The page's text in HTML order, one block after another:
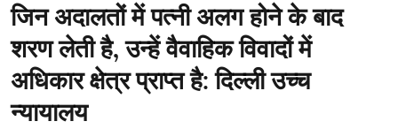
जिन अदालतों में पत्नी अलग होने के बाद
शरण लेती है, उन्हें वैवाहिक विवादों में
अधिकार क्षेत्र प्राप्त है: दिल्ली उच्च
न्यायालय